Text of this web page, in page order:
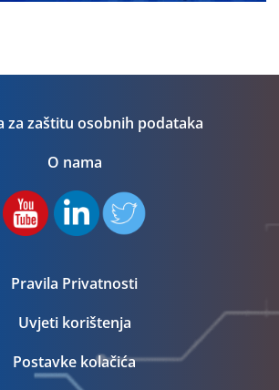
za zaštitu osobnih podataka
O nama
Pravila Privatnosti
Uvjeti korištenja
Postavke kolačića